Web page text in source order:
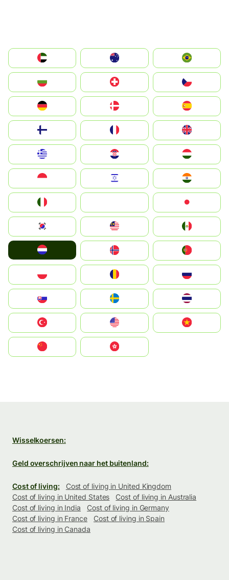
الإمارات العربية المتحدة
Switzerland
Deutschland
United Kingdom
Magyarország
South Korea
United States
中國香港特別行政區
Wisselkoersen:
Geld overschrijven naar het buitenland:
Cost of living:
Cost of living in United Kingdom
Cost of living in United States
Cost of living in Australia
Cost of living in India
Cost of living in Germany
Cost of living in France
Cost of living in Spain
Cost of living in Canada